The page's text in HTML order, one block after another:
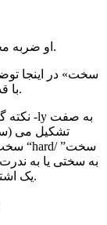
او ضربه محکمی به توپ زد و توپ از بالای حصار عبور کرد.
می‌زند – forcefully/ به زور یا with strength/ با قدرت.
یک اشتباه رایج است که زبان آموزان مرتکب می شوند.